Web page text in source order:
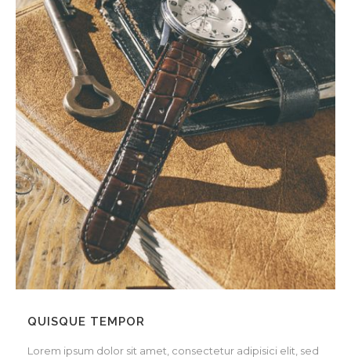
QUISQUE TEMPOR
Lorem ipsum dolor sit amet, consectetur adipisici elit, sed